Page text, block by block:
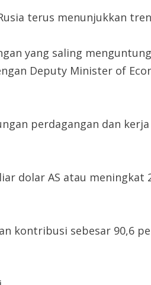
terus menunjukkan
yang saling
Deputy Minister of
perdagangan dan
dolar AS atau meningkat
kontribusi sebesar 90,6